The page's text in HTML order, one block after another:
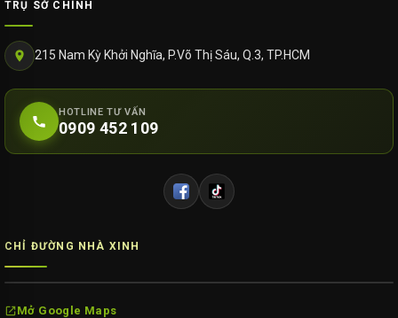
TRỤ SỞ CHÍNH
215 Nam Kỳ Khởi Nghĩa, P.Võ Thị Sáu, Q.3, TP.HCM
HOTLINE TƯ VẤN
0909 452 109
CHỈ ĐƯỜNG NHÀ XINH
Mở Google Maps